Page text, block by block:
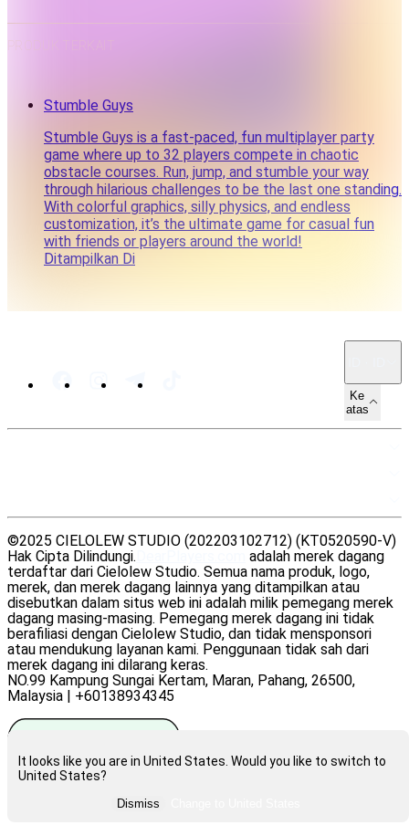
It looks like you are in United States. Would you like to switch to
United States?
Dismiss
Stumble Guys
Stumble Guys is a fast-paced, fun multiplayer party
game where up to 32 players compete in chaotic
obstacle courses. Run, jump, and stumble your way
through hilarious challenges to be the last one standing.
With colorful graphics, silly physics, and endless
customization, it’s the ultimate game for casual fun
with friends or players around the world!
Ditampilkan Di
Ke
atas
©2025 CIELOLEW STUDIO (202203102712) (KT0520590-V)
Hak Cipta Dilindungi.
adalah merek dagang
terdaftar dari Cielolew Studio. Semua nama produk, logo,
merek, dan merek dagang lainnya yang ditampilkan atau
disebutkan dalam situs web ini adalah milik pemegang merek
dagang masing-masing. Pemegang merek dagang ini tidak
berafiliasi dengan Cielolew Studio, dan tidak mensponsori
atau mendukung layanan kami. Penggunaan tidak sah dari
merek dagang ini dilarang keras.
NO.99 Kampung Sungai Kertam, Maran, Pahang, 26500,
Malaysia | +60138934345
Beri kami rating di Trustpilot